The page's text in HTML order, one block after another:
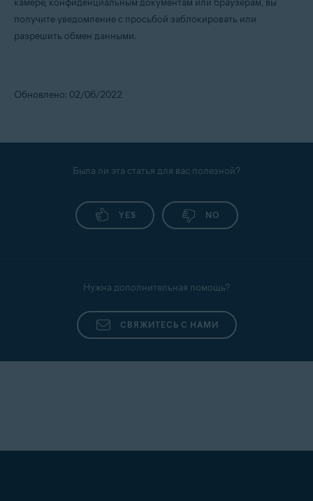
получите уведомление с просьбой заблокировать или
разрешить обмен данными.
Обновлено: 02/06/2022
Была ли эта статья для вас полезной?
YES NO
Нужна дополнительная помощь?
СВЯЖИТЕСЬ С НАМИ